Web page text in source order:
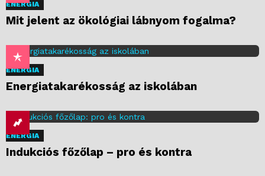
ENERGIA
Mit jelent az ökológiai lábnyom fogalma?
ENERGIA
Energiatakarékosság az iskolában
ENERGIA
Indukciós főzőlap – pro és kontra